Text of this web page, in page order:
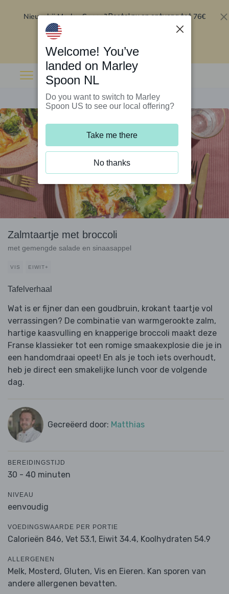
Nieuw bij Marley Spoon?Bestel nu en ontvang tot 76€
Zalmtaartje met broccoli
met gemengde salade en sinaasappel
VIS EIWIT+
Tafelverhaal
Wat is er fijner dan een goudbruin, krokant taartje vol
verrassingen? De combinatie van warmgerookte zalm,
hartige kaasvulling en knapperige broccoli maakt deze
Franse klassieker tot een romige smaakexplosie die je in
een handomdraai opeet! En als je toch iets overhoudt,
heb je direct een smakelijke lunch voor de volgende
dag.
Gecreëerd door: Matthias
BEREIDINGSTIJD
30 - 40 minuten
NIVEAU
eenvoudig
VOEDINGSWAARDE PER PORTIE
Calorieën 846, Vet 53.1, Eiwit 34.4, Koolhydraten 54.9
ALLERGENEN
Melk, Mosterd, Gluten, Vis en Eieren. Kan sporen van
andere allergenen bevatten.
Welcome! You’ve
landed on Marley
Spoon NL
Do you want to switch to Marley
Spoon US to see our local offering?
Take me there
No thanks